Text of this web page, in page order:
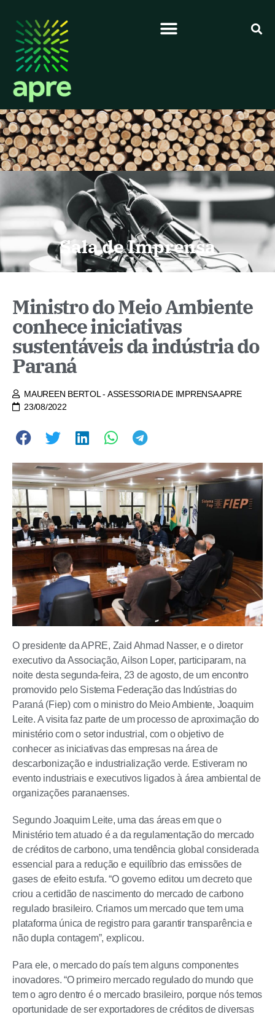
Sala de Imprensa
Ministro do Meio Ambiente
conhece iniciativas
sustentáveis da indústria do
Paraná
MAUREEN BERTOL - ASSESSORIA DE IMPRENSA APRE
23/08/2022
O presidente da APRE, Zaid Ahmad Nasser, e o diretor
executivo da Associação, Ailson Loper, participaram, na
noite desta segunda-feira, 23 de agosto, de um encontro
promovido pelo Sistema Federação das Indústrias do
Paraná (Fiep) com o ministro do Meio Ambiente, Joaquim
Leite. A visita faz parte de um processo de aproximação do
ministério com o setor industrial, com o objetivo de
conhecer as iniciativas das empresas na área de
descarbonização e industrialização verde. Estiveram no
evento industriais e executivos ligados à área ambiental de
organizações paranaenses.
Segundo Joaquim Leite, uma das áreas em que o
Ministério tem atuado é a da regulamentação do mercado
de créditos de carbono, uma tendência global considerada
essencial para a redução e equilíbrio das emissões de
gases de efeito estufa. “O governo editou um decreto que
criou a certidão de nascimento do mercado de carbono
regulado brasileiro. Criamos um mercado que tem uma
plataforma única de registro para garantir transparência e
não dupla contagem”, explicou.
Para ele, o mercado do país tem alguns componentes
inovadores. “O primeiro mercado regulado do mundo que
tem o agro dentro é o mercado brasileiro, porque nós temos
oportunidade de ser exportadores de créditos de diversas